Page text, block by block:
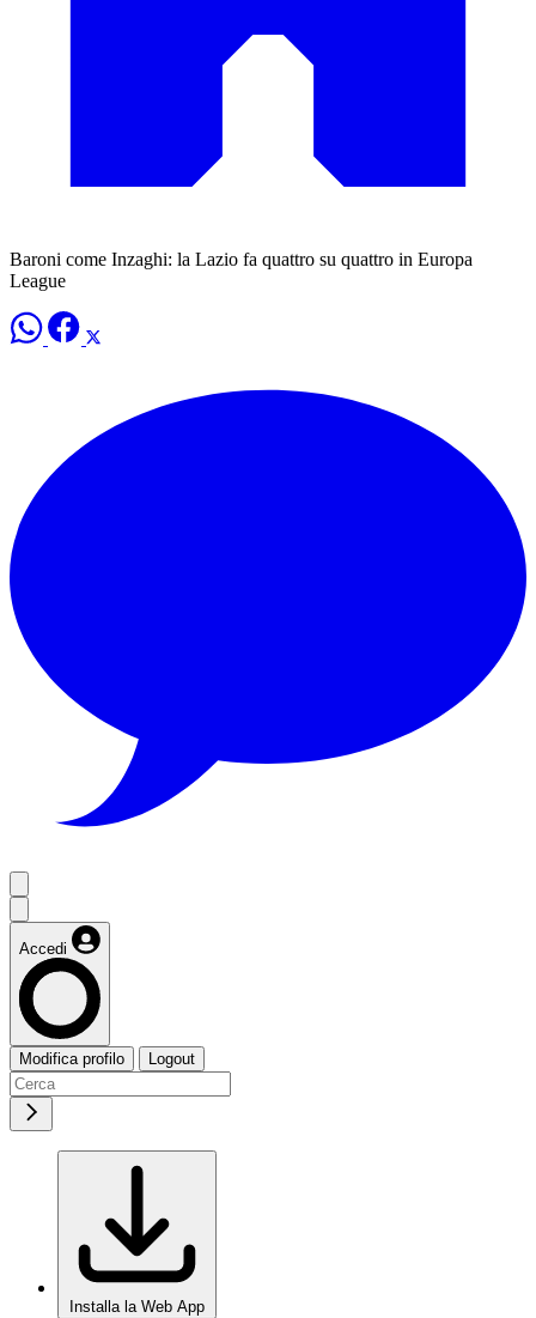
Baroni come Inzaghi: la Lazio fa quattro su quattro in Europa
League
Accedi
Modifica profilo Logout
Installa la Web App